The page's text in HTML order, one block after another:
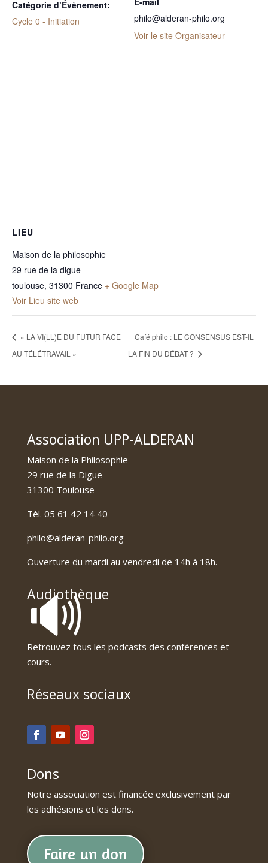
Catégorie d’Évènement:
Cycle 0 - Initiation
philo@alderan-philo.org
Voir le site Organisateur
LIEU
Maison de la philosophie
29 rue de la digue
toulouse, 31300 France + Google Map
Voir Lieu site web
« LA VI(LL)E DU FUTUR FACE
AU TÉLÉTRAVAIL »
Café philo : LE CONSENSUS EST-IL
LA FIN DU DÉBAT ?
Association UPP-ALDERAN
Maison de la Philosophie
29 rue de la Digue
31300 Toulouse
Tél. 05 61 42 14 40
philo@alderan-philo.org
Ouverture du mardi au vendredi de 14h à 18h.
Audiothèque
🔊
Retrouvez tous les podcasts des conférences et
cours.
Réseaux sociaux
Dons
Notre association est financée exclusivement par
les adhésions et les dons.
Faire un don